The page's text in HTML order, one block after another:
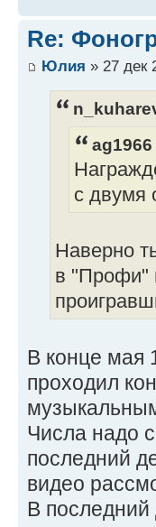
Re:
Юлия » 27 дек
с двумя
Наверно
в "Профи"
В конце мая
проходил
Числа надо
последний
видео
В последний